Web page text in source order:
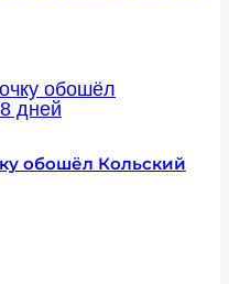
обошёл Кольский